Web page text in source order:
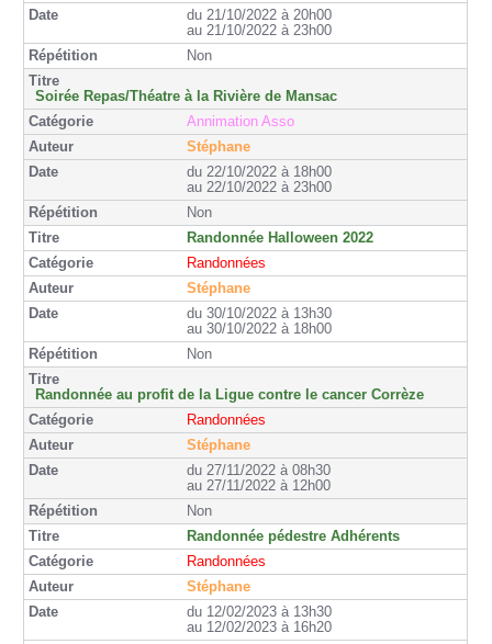
du 21/10/2022 à 20h00
au 21/10/2022 à 23h00
Non
Soirée Repas/Théatre à la Rivière de Mansac
Annimation Asso
Stéphane
du 22/10/2022 à 18h00
au 22/10/2022 à 23h00
Non
Randonnée Halloween 2022
Randonnées
Stéphane
du 30/10/2022 à 13h30
au 30/10/2022 à 18h00
Non
Randonnée au profit de la Ligue contre le cancer Corrèze
Randonnées
Stéphane
du 27/11/2022 à 08h30
au 27/11/2022 à 12h00
Non
Randonnée pédestre Adhérents
Randonnées
Stéphane
du 12/02/2023 à 13h30
au 12/02/2023 à 16h20